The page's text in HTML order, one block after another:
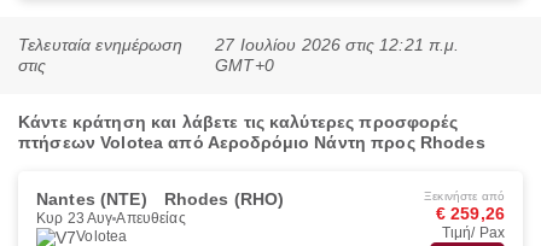
Τελευταία ενημέρωση
στις
27 Ιουλίου 2026 στις 12:21 π.μ.
GMT+0
Κάντε κράτηση και λάβετε τις καλύτερες προσφορές
πτήσεων Volotea από Αεροδρόμιο Νάντη προς Rhodes
Nantes (NTE) Rhodes (RHO)
Κυρ 23 Αυγ Απευθείας
Volotea
Ξεκινήστε από
€ 259,26
Τιμή/ Pax